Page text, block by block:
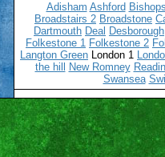
Adisham Ashford
Broadstairs 2 Broadstone
Dartmouth Deal Desborough
Folkestone 1 Folkestone 2
Langton Green London 1
the hill
New Romney
Swansea